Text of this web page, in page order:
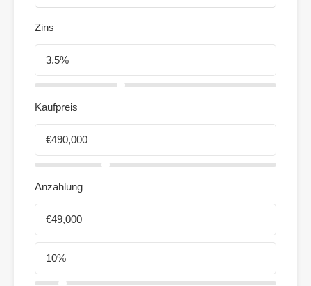
Zins
Kaufpreis
Anzahlung